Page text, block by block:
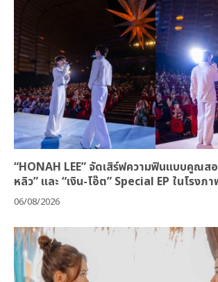
“HONAH LEE” จัดเสิร์ฟความฟินแบบคูณส
หลิว” และ “เงิน-โอ๊ต” Special EP ในโรงภ
06/08/2026